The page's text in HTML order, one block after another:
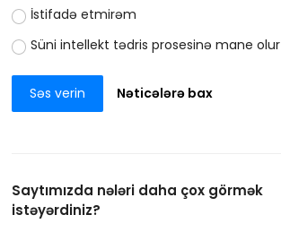
İstifadə etmirəm
Süni intellekt tədris prosesinə mane olur
Səs verin Nəticələrə bax
Saytımızda nələri daha çox görmək
istəyərdiniz?